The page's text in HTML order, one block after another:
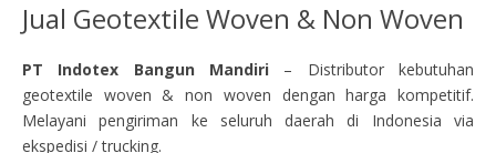
Jual Geotextile Woven & Non Woven
PT Indotex Bangun Mandiri – Distributor kebutuhan
geotextile woven & non woven dengan harga kompetitif.
Melayani pengiriman ke seluruh daerah di Indonesia via
ekspedisi / trucking.